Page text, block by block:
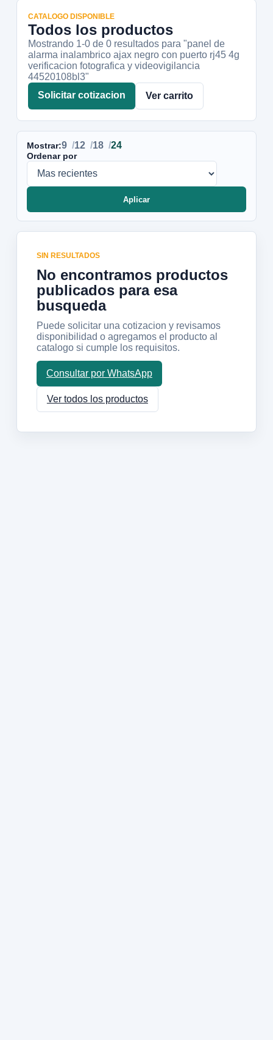
CATALOGO DISPONIBLE
Todos los productos
Mostrando 1-0de 0resultadospara "panel de
alarma inalambrico ajax negro con puerto rj45 4g
verificacion fotografica y videovigilancia
44520108bl3"
Solicitar cotizacion
Ver carrito
Mostrar:9 12 18 24
Ordenar por
Aplicar
SIN RESULTADOS
No encontramos productos
publicados para esa
busqueda
Puede solicitar una cotizacion y revisamos
disponibilidad o agregamos el producto al
catalogo si cumple los requisitos.
Consultar por WhatsApp
Ver todos los productos